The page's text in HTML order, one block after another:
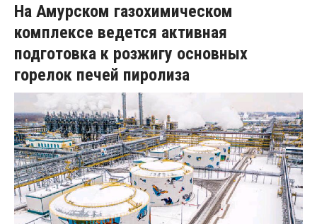
На Амурском газохимическом
комплексе ведется активная
подготовка к розжигу основных
горелок печей пиролиза